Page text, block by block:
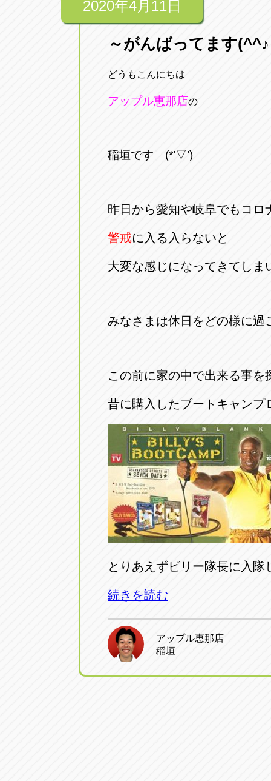
2020年4月11日
～がんばってます
どうもこんにちは
アップル恵那店の
稲垣です (*’▽’)
昨日から愛知や岐阜でもコロ
警戒に入る入らないと
大変な感じになってきてしま
みなさまは休日をどの様に過
この前に家の中で出来る事を
昔に購入したブートキャンプ
とりあえずビリー隊長に入隊
続きを読む
アップル恵那店
稲垣